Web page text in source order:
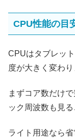
CPU性能の目
CPUはタブレッ
度が大きく変わり
まずコア数だけ
ック周波数も見
ライト用途なら